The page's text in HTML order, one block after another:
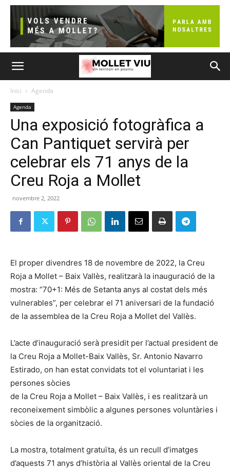
Inici Agenda
Agenda
Una exposició fotogràfica a
Can Pantiquet servirà per
celebrar els 71 anys de la
Creu Roja a Mollet
novembre 2, 2022
El proper divendres 18 de novembre de 2022, la Creu
Roja a Mollet – Baix Vallès, realitzarà la inauguració de la
mostra: “70+1: Més de Setanta anys al costat dels més
vulnerables”, per celebrar el 71 aniversari de la fundació
de la assemblea de la Creu Roja a Mollet del Vallès.
L’acte d’inauguració serà presidit per l’actual president de
la Creu Roja a Mollet-Baix Vallès, Sr. Antonio Navarro
Estirado, on han estat convidats tot el voluntariat i les
persones sòcies
de la Creu Roja a Mollet – Baix Vallès, i es realitzarà un
reconeixement simbòlic a algunes persones voluntàries i
sòcies de la organització.
La mostra, totalment gratuïta, és un recull d’imatges
d’aquests 71 anys d’història al Vallès oriental de la Creu